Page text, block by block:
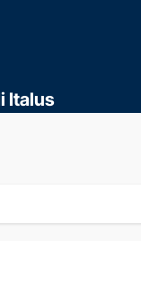
Italus